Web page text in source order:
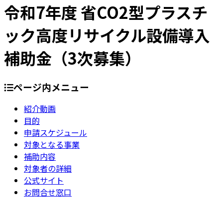
令和7年度 省CO2型プラスチ
ック高度リサイクル設備導入
補助金（3次募集）
ページ内メニュー
紹介動画
目的
申請スケジュール
対象となる事業
補助内容
対象者の詳細
公式サイト
お問合せ窓口